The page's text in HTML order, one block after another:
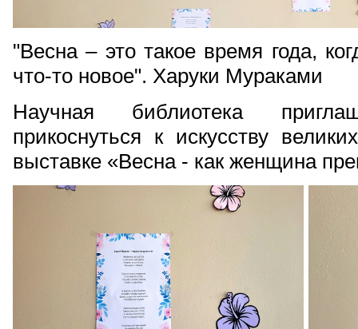
"Весна – это такое время года,
что-то новое". Харуки Мураками
Научная библиотека
прикоснуться к искусству
выставке «Весна - как женщина